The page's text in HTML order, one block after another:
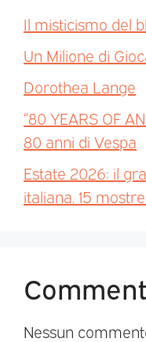
Il misticismo del
Un Milione di
Dorothea Lange
“80 YEARS OF
80 anni di Vespa
Estate 2026: il
italiana. 15
Nessun